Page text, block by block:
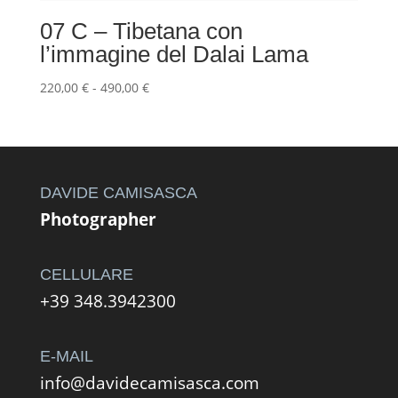
07 C – Tibetana con
l’immagine del Dalai Lama
220,00 € - 490,00 €Fascia
da
a
DAVIDE CAMISASCA
Photographer
CELLULARE
+39 348.3942300
E-MAIL
info@davidecamisasca.com